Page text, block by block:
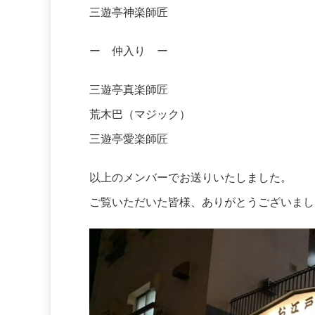
三遊亭神楽師匠
ー 仲入り ー
三遊亭真楽師匠
荒木巴（マジック）
三遊亭愛楽師匠
以上のメンバーでお送りいたしました。
ご覧いただいた皆様、ありがとうございま